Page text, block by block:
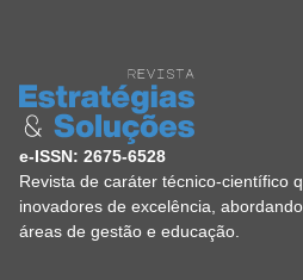
e-ISSN: 2675-6528
Revista de caráter técnico-científico
inovadores de excelência,
áreas de gestão e educação.